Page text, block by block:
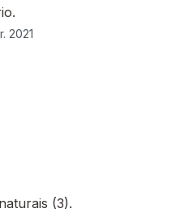
2021
(3).